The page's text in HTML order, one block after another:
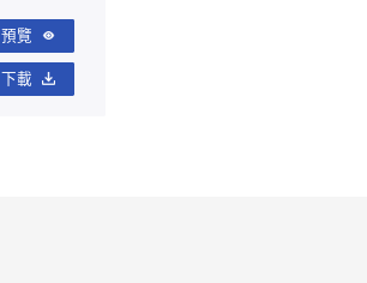
預覽
下載